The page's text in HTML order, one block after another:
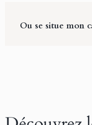
Ou se situe mon